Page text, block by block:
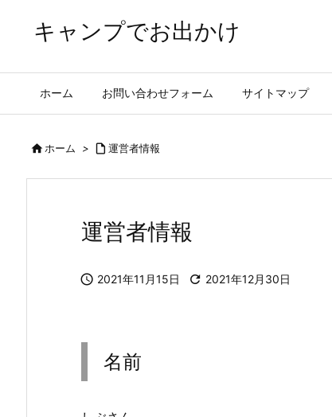
キャンプでお出かけ
ホーム お問い合わせフォーム サイトマップ
ホーム >  運営者情報
運営者情報
 2021年11月15日  2021年12月30日
名前